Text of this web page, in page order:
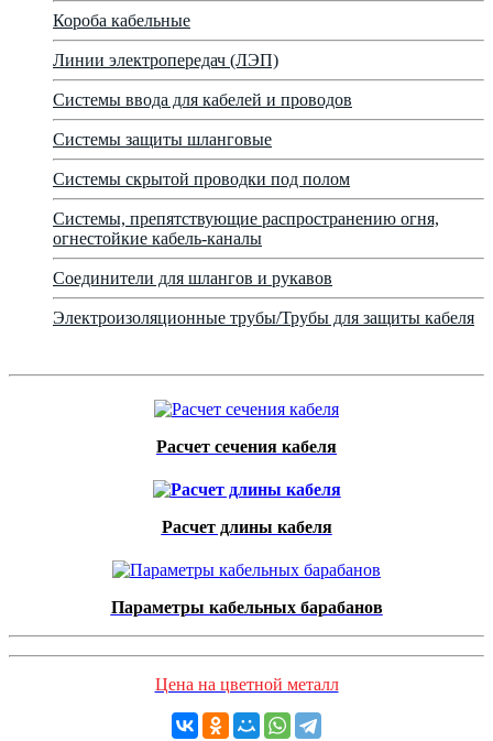
Короба кабельные
Линии электропередач (ЛЭП)
Системы ввода для кабелей и проводов
Системы защиты шланговые
Системы скрытой проводки под полом
Системы, препятствующие распространению огня,
огнестойкие кабель-каналы
Соединители для шлангов и рукавов
Электроизоляционные трубы/Трубы для защиты кабеля
Расчет сечения кабеля
Расчет длины кабеля
Параметры кабельных барабанов
Цена на цветной металл